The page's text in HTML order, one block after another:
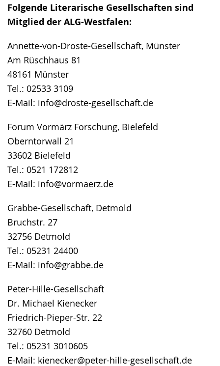
Folgende Literarische Gesellschaften sind
Mitglied der ALG-Westfalen:
Annette-von-Droste-Gesellschaft, Münster
Am Rüschhaus 81
48161 Münster
Tel.: 02533 3109
E-Mail: info@droste-gesellschaft.de
Forum Vormärz Forschung, Bielefeld
Oberntorwall 21
33602 Bielefeld
Tel.: 0521 172812
E-Mail: info@vormaerz.de
Grabbe-Gesellschaft, Detmold
Bruchstr. 27
32756 Detmold
Tel.: 05231 24400
E-Mail: info@grabbe.de
Peter-Hille-Gesellschaft
Dr. Michael Kienecker
Friedrich-Pieper-Str. 22
32760 Detmold
Tel.: 05231 3010605
E-Mail: kienecker@peter-hille-gesellschaft.de